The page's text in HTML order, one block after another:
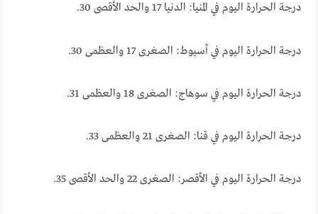
درجة الحرارة اليوم في المنيا: الدنيا 17 والحد الأقصى 30.
درجة الحرارة اليوم في أسيوط: الصغرى 17 والعظمى 30.
درجة الحرارة اليوم في سوهاج: الصغرى 18 والعظمى 31.
درجة الحرارة اليوم في قنا: الصغرى 21 والعظمى 33.
درجة الحرارة اليوم في الأقصر: الصغرى 22 والحد الأقصى 35.